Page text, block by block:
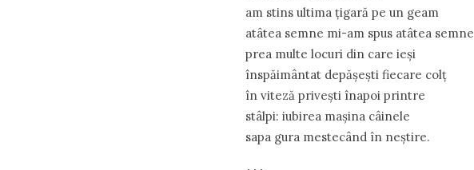
am stins ultima ţigară pe un geam
atâtea semne mi-am spus atâtea semne
prea multe locuri din care ieşi
înspăimântat depăşeşti fiecare colţ
în viteză priveşti înapoi printre
stâlpi: iubirea maşina câinele
sapa gura mestecând în neştire.